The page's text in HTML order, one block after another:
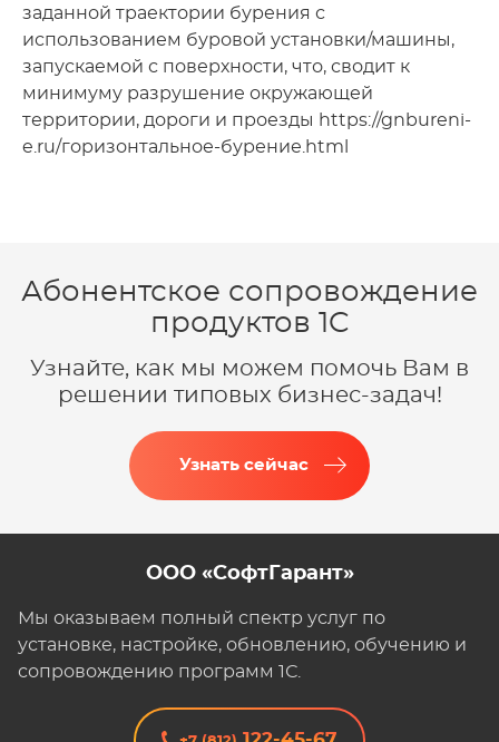
заданной траектории бурения с
использованием буровой установки/машины,
запускаемой с поверхности, что, сводит к
минимуму разрушение окружающей
территории, дороги и проезды https://gnbureni-
e.ru/горизонтальное-бурение.html
Абонентское сопровождение
продуктов 1C
Узнайте, как мы можем помочь Вам в
решении типовых бизнес-задач!
Узнать сейчас
ООО «СофтГарант»
Мы оказываем полный спектр услуг по
установке, настройке, обновлению, обучению и
сопровождению программ 1С.